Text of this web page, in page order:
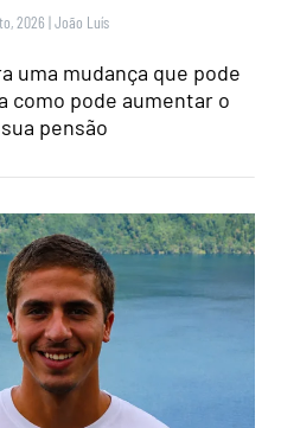
2026 |João Luís
uma mudança que pode
como pode aumentar o
pensão